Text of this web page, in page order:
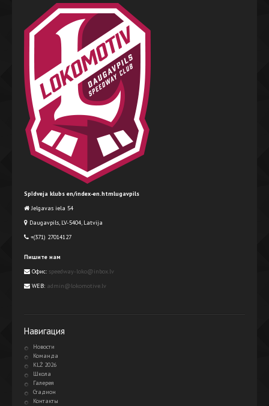
Spīdveja klubs en/index-en.htmlugavpils
Jelgavas iela 54
Daugavpils, LV-5404, Latvija
+(371) 27014127
Пишите нам
Офис: speedway-loko@inbox.lv
WEB: admin@lokomotive.lv
Навигация
Новости
Команда
KLŻ 2026
Школа
Галерея
Стадион
Контакты